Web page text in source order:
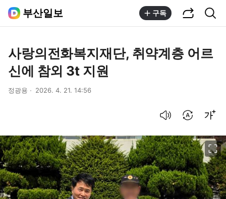
부산일보 구독
사랑의전화복지재단, 취약계층 어르
신에 참외 3t 지원
정광용 2026. 4. 21. 14:56